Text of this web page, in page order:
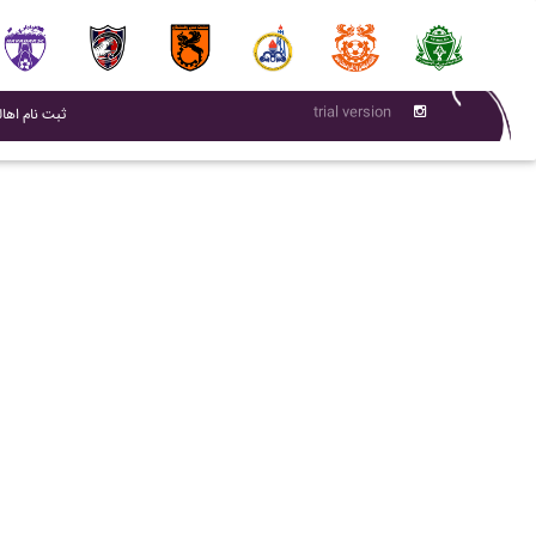
ثبت نام(current) trial version